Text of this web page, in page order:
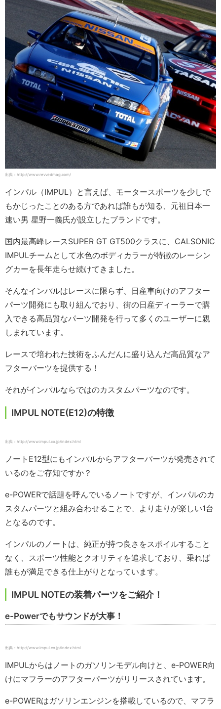
出典：http://www.revvedmag.com/
インパル（IMPUL）と言えば、モータースポーツを少しで
もかじったことのある方であれば誰もが知る、元祖日本一
速い男 星野一義氏が設立したブランドです。
国内最高峰レースSUPER GT GT500クラスに、CALSONIC
IMPULチームとして水色のボディカラーが特徴のレーシン
グカーを長年走らせ続けてきました。
そんなインパルはレースに限らず、日産車向けのアフター
パーツ開発にも取り組んでおり、街の日産ディーラーで購
入できる高品質なパーツ開発を行って多くのユーザーに親
しまれています。
レースで培われた技術をふんだんに盛り込んだ高品質なア
フターパーツを提供する！
それがインパルならではのカスタムパーツなのです。
IMPUL NOTE(E12)の特徴
出典：http://www.impul.co.jp/index.html
ノートE12型にもインパルからアフターパーツが発売されて
いるのをご存知ですか？
e-POWERで話題を呼んでいるノートですが、インパルのカ
スタムパーツと組み合わせることで、より走りが楽しい1台
となるのです。
インパルのノートは、純正が持つ良さをスポイルすること
なく、スポーツ性能とクオリティを追求しており、乗れば
誰もが満足できる仕上がりとなっています。
IMPUL NOTEの装着パーツをご紹介！
e-Powerでもサウンドが大事！
出典：http://www.impul.co.jp/index.html
IMPULからはノートのガソリンモデル向けと、e-POWER向
けにマフラーのアフターパーツがリリースされています。
e-POWERはガソリンエンジンを搭載しているので、マフラ